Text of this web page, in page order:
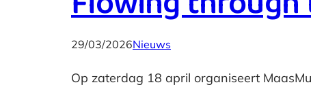
29/03/2026Nieuws
Op zaterdag 18 april organiseert